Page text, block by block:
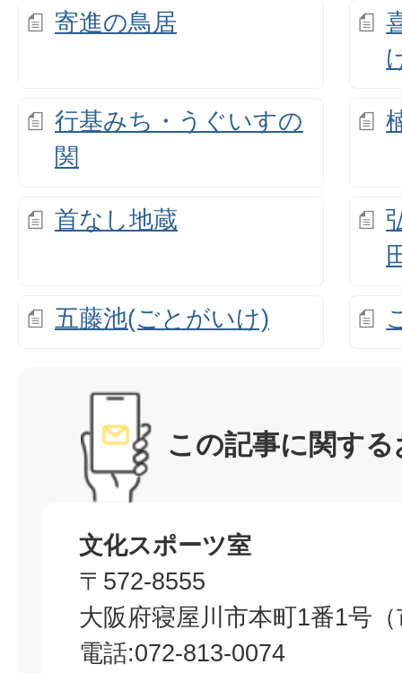
寄進の鳥居
行基みち・うぐいすの
関
首なし地蔵
五藤池(ごとがいけ)
この記事に関す
文化スポーツ室
〒572-8555
大阪府寝屋川市本町1番1号
電話:072-813-0074